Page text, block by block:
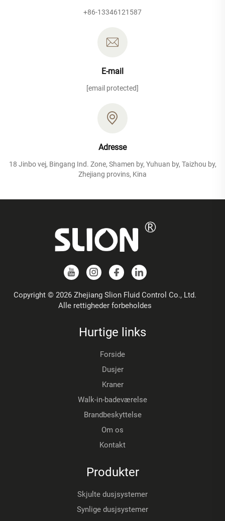
+86-13346121587
E-mail
[email protected]
Adresse
18 Jinbo vej, Bingang Ind. Zone, Shamen by, Yuhuan by, Taizhou by,
Zhejiang provins, Kina
Copyright © 2026 Zhejiang Slion Fluid Control Co., Ltd.
Alle rettigheder forbeholdes
Hurtige links
Forside
Dusjer
Kraner
Walk-in-badeværelse
Brandbeskyttelse
Om os
Kontakt
Produkter
Skjulte dusjsystemer
Synlige dusjsystemer